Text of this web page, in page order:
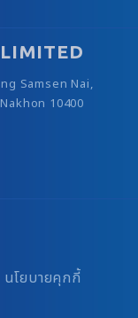
LIMITED
Samsen Nai,
10400
นโยบายคุกกี้